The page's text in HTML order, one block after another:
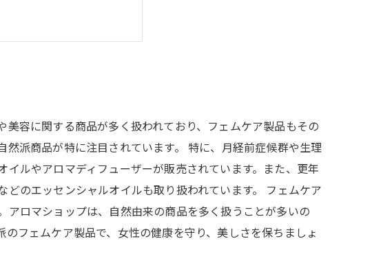
容に関する商品が多く扱われており、フェムケア製品もその
派商品が特に注目されています。 特に、月経前症候群や生理
ルやアロマディフューザーが販売されています。また、更年
のエッセンシャルオイルも取り扱われています。 フェムケア
ロマショップは、自然由来の商品を多く扱うことが多いの
フェムケア製品で、女性の健康を守り、美しさを保ちましょ